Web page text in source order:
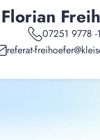
Florian
07251 9778 -
referat-